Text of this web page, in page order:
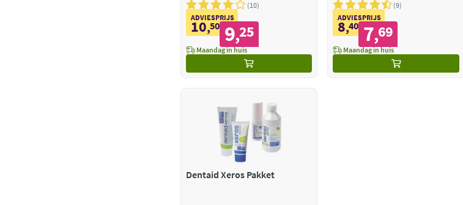
10
ADVIESPRIJS
10,50 9,25
Maandag in huis
9
ADVIESPRIJS
8,40 7,69
Maandag in huis
Dentaid Xeros Pakket